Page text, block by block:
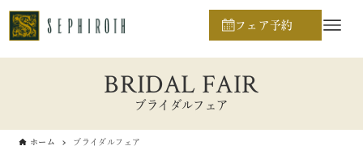
フェア予約
BRIDAL FAIR
ブライダルフェア
ホーム ブライダルフェア